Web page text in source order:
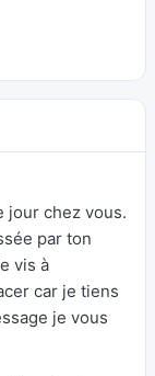
jour chez vous.
par ton
vis à
car je tiens
je vous